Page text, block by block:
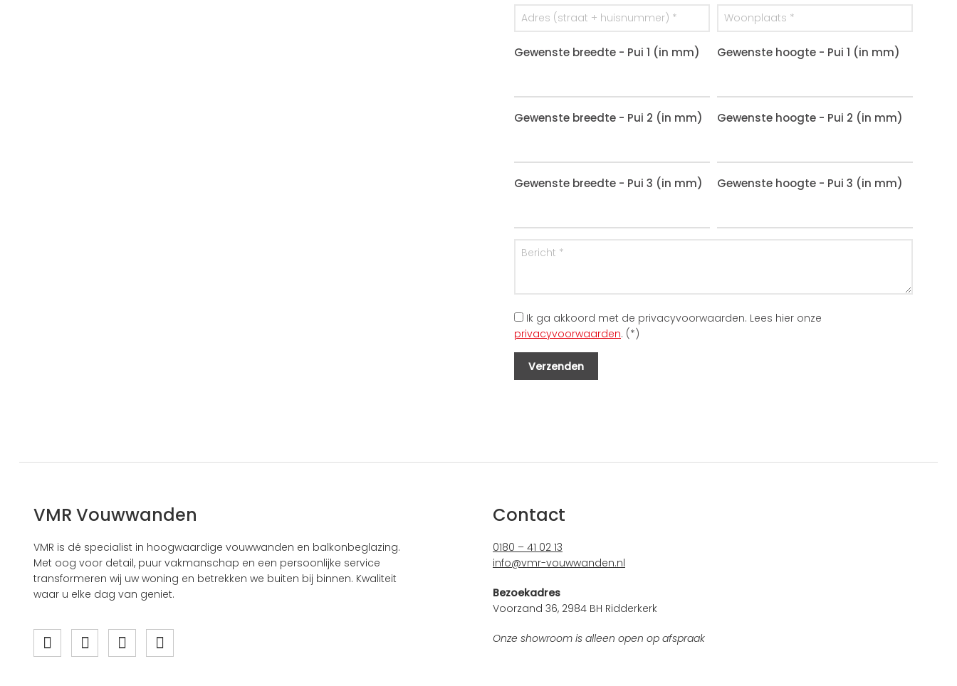
Gewenste breedte - Pui 1 (in mm) Gewenste hoogte - Pui 1 (in mm)
Gewenste breedte - Pui 2 (in mm) Gewenste hoogte - Pui 2 (in mm)
Gewenste breedte - Pui 3 (in mm) Gewenste hoogte - Pui 3 (in mm)
Ik ga akkoord met de privacyvoorwaarden. Lees hier onze
privacyvoorwaarden. (*)
VMR Vouwwanden
VMR is dé specialist in hoogwaardige vouwwanden en balkonbeglazing.
Met oog voor detail, puur vakmanschap en een persoonlijke service
transformeren wij uw woning en betrekken we buiten bij binnen. Kwaliteit
waar u elke dag van geniet.
Contact
0180 – 41 02 13
info@vmr-vouwwanden.nl
Bezoekadres
Voorzand 36, 2984 BH Ridderkerk
Onze showroom is alleen open op afspraak